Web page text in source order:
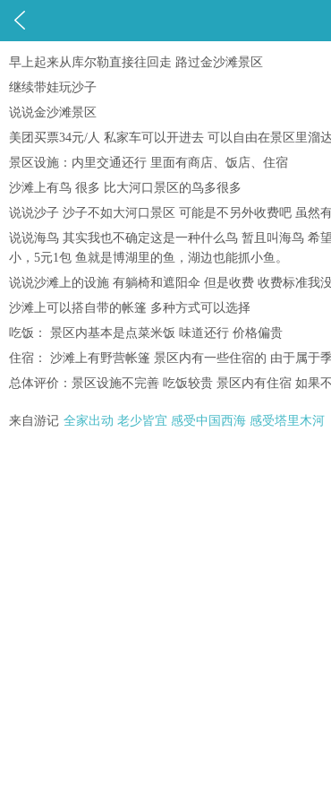

早上起来从库尔勒直接往回走 路过金沙滩景区
继续带娃玩沙子
说说金沙滩景区
美团买票34元/人 私家车可以开进去 可以自由在景区里溜
景区设施：内里交通还行 里面有商店、饭店、住宿
沙滩上有鸟 很多 比大河口景区的鸟多很多
说说沙子 沙子不如大河口景区 可能是不另外收费吧 虽然
说说海鸟 其实我也不确定这是一种什么鸟 暂且叫海鸟 希
小，5元1包 鱼就是博湖里的鱼，湖边也能抓小鱼。
说说沙滩上的设施 有躺椅和遮阳伞 但是收费 收费标准我
沙滩上可以搭自带的帐篷 多种方式可以选择
吃饭： 景区内基本是点菜米饭 味道还行 价格偏贵
住宿： 沙滩上有野营帐篷 景区内有一些住宿的 由于属于
总体评价：景区设施不完善 吃饭较贵 景区内有住宿 如果
来自游记 全家出动 老少皆宜 感受中国西海 感受塔里木河